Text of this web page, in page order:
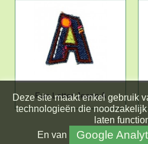
Fun Letter Jeans A
Deze site maakt enkel gebruik
technologieën die
laten
En van Google